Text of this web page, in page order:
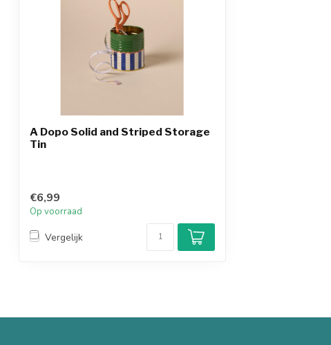
A Dopo Solid and Striped Storage
Tin
€6,99
Op voorraad
Vergelijk